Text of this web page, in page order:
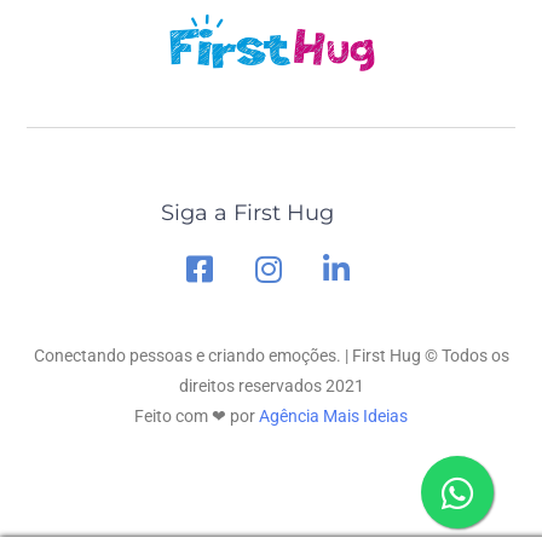
Siga a First Hug
Conectando pessoas e criando emoções. | First Hug © Todos os
direitos reservados 2021
Feito com ❤ porAgência Mais Ideias